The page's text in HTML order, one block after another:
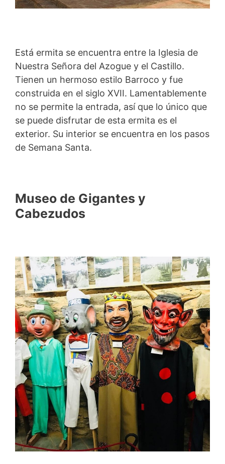
Está ermita se encuentra entre la Iglesia de
Nuestra Señora del Azogue y el Castillo.
Tienen un hermoso estilo Barroco y fue
construida en el siglo XVII. Lamentablemente
no se permite la entrada, así que lo único que
se puede disfrutar de esta ermita es el
exterior. Su interior se encuentra en los pasos
de Semana Santa.
Museo de Gigantes y
Cabezudos